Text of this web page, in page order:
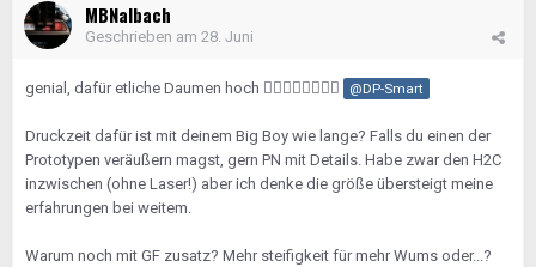
MBNalbach
Geschrieben am 28. Juni
genial, dafür etliche Daumen hoch 👍🏼 👍🏼 👍🏼 👍🏼 @DP-Smart
Druckzeit dafür ist mit deinem Big Boy wie lange? Falls du einen der
Prototypen veräußern magst, gern PN mit Details. Habe zwar den H2C
inzwischen (ohne Laser!) aber ich denke die größe übersteigt meine
erfahrungen bei weitem.
Warum noch mit GF zusatz? Mehr steifigkeit für mehr Wums oder...?